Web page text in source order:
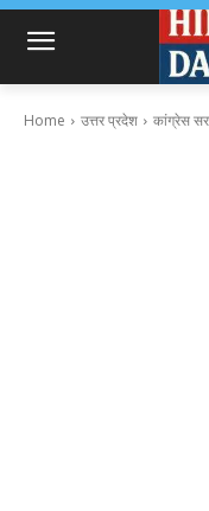
Home उत्तर प्रदेश कांग्रेस